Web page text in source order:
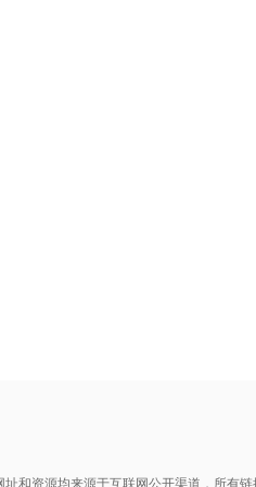
和资源均来源于互联网公开渠道，所有